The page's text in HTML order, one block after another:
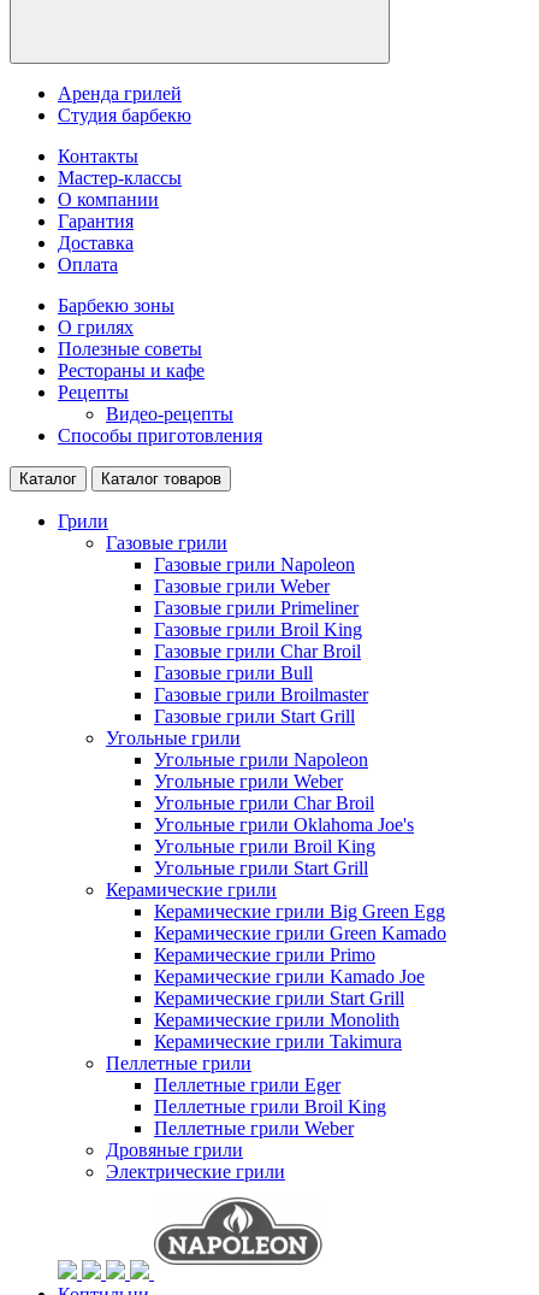
Аренда грилей
Студия барбекю
Контакты
Мастер-классы
О компании
Гарантия
Доставка
Оплата
Барбекю зоны
О грилях
Полезные советы
Рестораны и кафе
Рецепты
Видео-рецепты
Способы приготовления
Каталог Каталог товаров
Грили
Газовые грили
Газовые грили Napoleon
Газовые грили Weber
Газовые грили Primeliner
Газовые грили Broil King
Газовые грили Char Broil
Газовые грили Bull
Газовые грили Broilmaster
Газовые грили Start Grill
Угольные грили
Угольные грили Napoleon
Угольные грили Weber
Угольные грили Char Broil
Угольные грили Oklahoma Joe's
Угольные грили Broil King
Угольные грили Start Grill
Керамические грили
Керамические грили Big Green Egg
Керамические грили Green Kamado
Керамические грили Primo
Керамические грили Kamado Joe
Керамические грили Start Grill
Керамические грили Monolith
Керамические грили Takimura
Пеллетные грили
Пеллетные грили Eger
Пеллетные грили Broil King
Пеллетные грили Weber
Дровяные грили
Электрические грили